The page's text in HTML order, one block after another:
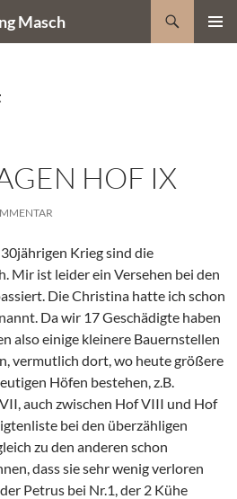
Masch
HOF IX
Krieg sind die
Mir ist leider ein Versehen bei den
Die Christina hatte ich schon
Da wir 17 Geschädigte haben
also einige kleinere Bauernstellen
vermutlich dort, wo heute größere
Höfen bestehen, z.B.
auch zwischen Hof VIII und Hof
bei den überzähligen
zu den anderen schon
dass sie sehr wenig verloren
Petrus bei Nr.1, der 2 Kühe